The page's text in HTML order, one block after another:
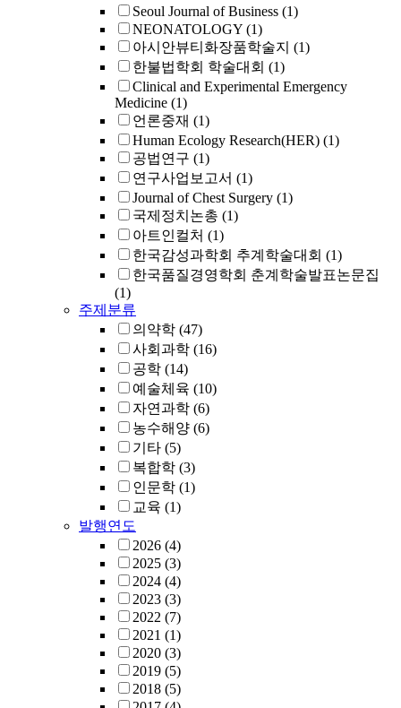
Seoul Journal of Business (1)
NEONATOLOGY (1)
아시안뷰티화장품학술지 (1)
한불법학회 학술대회 (1)
Clinical and Experimental Emergency
Medicine (1)
언론중재 (1)
Human Ecology Research(HER) (1)
공법연구 (1)
연구사업보고서 (1)
Journal of Chest Surgery (1)
국제정치논총 (1)
아트인컬처 (1)
한국감성과학회 추계학술대회 (1)
한국품질경영학회 춘계학술발표논문집
(1)
주제분류
의약학 (47)
사회과학 (16)
공학 (14)
예술체육 (10)
자연과학 (6)
농수해양 (6)
기타 (5)
복합학 (3)
인문학 (1)
교육 (1)
발행연도
2026 (4)
2025 (3)
2024 (4)
2023 (3)
2022 (7)
2021 (1)
2020 (3)
2019 (5)
2018 (5)